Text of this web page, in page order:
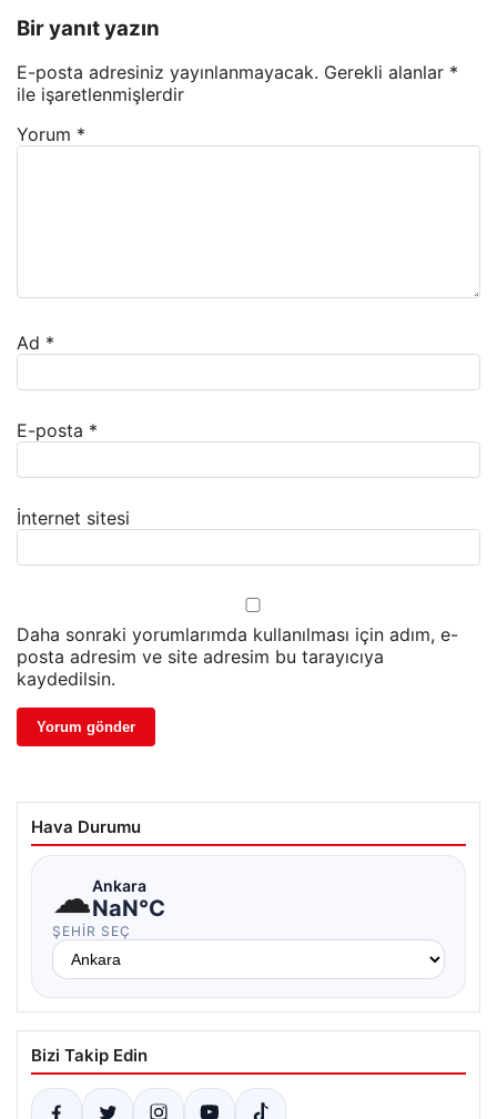
Bir yanıt yazın
E-posta adresiniz yayınlanmayacak. Gerekli alanlar *
ile işaretlenmişlerdir
Yorum *
Ad *
E-posta *
İnternet sitesi
Daha sonraki yorumlarımda kullanılması için adım, e-
posta adresim ve site adresim bu tarayıcıya
kaydedilsin.
Hava Durumu
☁Ankara
NaN°C
ŞEHIR SEÇ
Bizi Takip Edin